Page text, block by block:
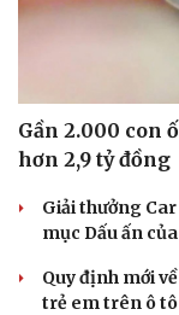
Gần 2.000 con
hơn 2,9 tỷ đồng
Giải thưởng
mục Dấu ấn
Quy định mới
trẻ em trên ô tô